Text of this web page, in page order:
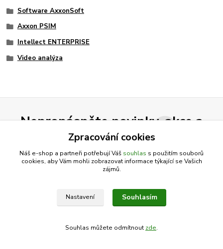
Software AxxonSoft
Axxon PSIM
Intellect ENTERPRISE
Video analýza
Nepropásněte novinky, akce a
slevy!
zpracováním osobních údajůza účelem rozesílky newsletteru.
Můžete se kdykoli odhlásit. Zasíláme jednou za 14 dní.
Zpracování cookies
Náš e-shop a partneři potřebují Váš souhlas s použitím souborů
cookies, aby Vám mohli zobrazovat informace týkající se Vašich
zájmů.
Nastavení Souhlasím
Souhlas můžete odmítnout zde.